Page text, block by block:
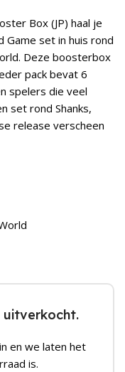
Box (JP) haal je
Game set in huis rond
Deze boosterbox
pack bevat 6
spelers die veel
set rond Shanks,
release verscheen
uitverkocht.
en we laten het
is.